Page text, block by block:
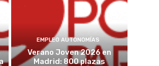
EMPLEO AUTONOMÍAS
Verano Joven 2026 en
Madrid: 800 plazas